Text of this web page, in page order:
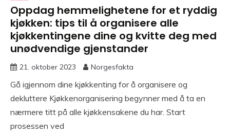
Oppdag hemmelighetene for et ryddig
kjøkken: tips til å organisere alle
kjøkkentingene dine og kvitte deg med
unødvendige gjenstander
21. oktober 2023 Norgesfakta
Gå igjennom dine kjøkkenting for å organisere og
dekluttere Kjøkkenorganisering begynner med å ta en
nærmere titt på alle kjøkkensakene du har. Start
prosessen ved